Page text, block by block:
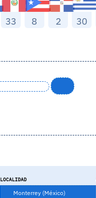
33 8 2 30
LOCALIDAD
Monterrey (México)